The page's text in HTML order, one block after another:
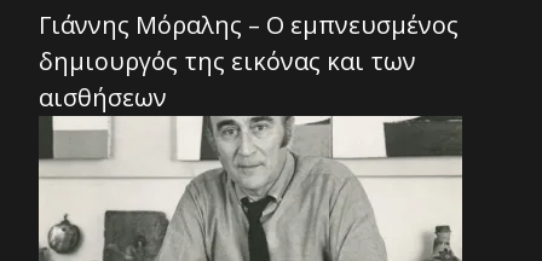
Γιάννης Μόραλης – Ο εμπνευσμένος
δημιουργός της εικόνας και των
αισθήσεων